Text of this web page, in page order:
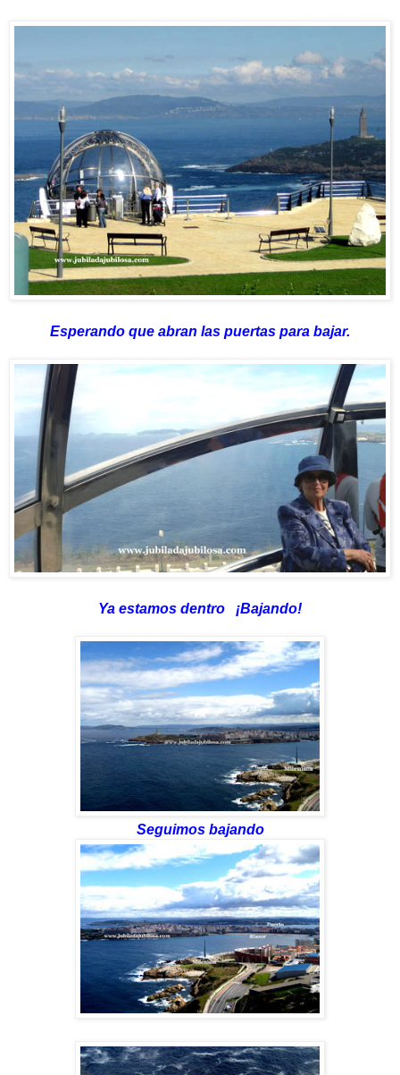
Esperando que abran las puertas para bajar.
Ya estamos dentro ¡Bajando!
Seguimos bajando